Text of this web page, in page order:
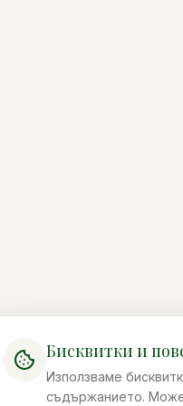
Бисквитки и
Използваме
съдържанието.